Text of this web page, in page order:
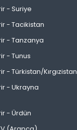
- Suriye
- Tacikistan
- Tanzanya
- Tunus
- Türkistan/Kırgızistan
- Ukrayna
- Ürdün